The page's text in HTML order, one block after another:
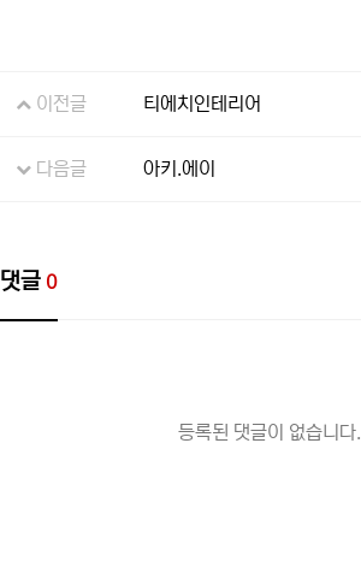
이전글 티에치인테리어
다음글 아키.에이
댓글 0
등록된 댓글이 없습니다.